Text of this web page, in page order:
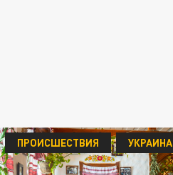
ПРОИСШЕСТВИЯ УКРАИНА